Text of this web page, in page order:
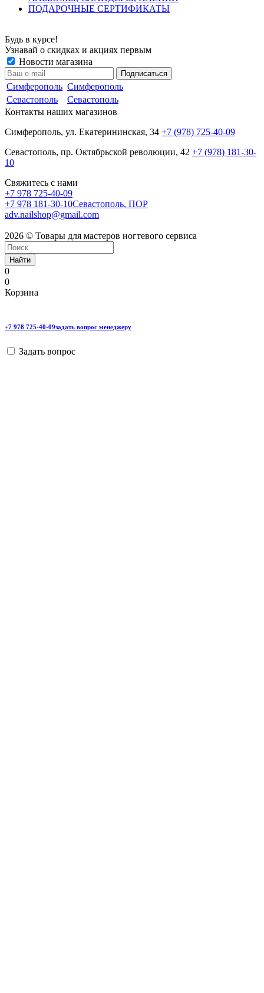
ПОДАРОЧНЫЕ СЕРТИФИКАТЫ
Будь в курсе!
Узнавай о скидках и акциях первым
Новости магазина
Симферополь Симферополь
Севастополь
Севастополь
Контакты наших магазинов
Симферополь, ул. Екатерининская, 34 +7 (978) 725-40-09
Севастополь, пр. Октябрьской революции, 42 +7 (978) 181-30-
10
Свяжитесь с нами
+7 978 725-40-09
+7 978 181-30-10Севастополь, ПОР
adv.nailshop@gmail.com
2026 © Товары для мастеров ногтевого сервиса
Найти
0
0
Корзина
+7 978 725-40-09задать вопрос менеджеру
Задать вопрос